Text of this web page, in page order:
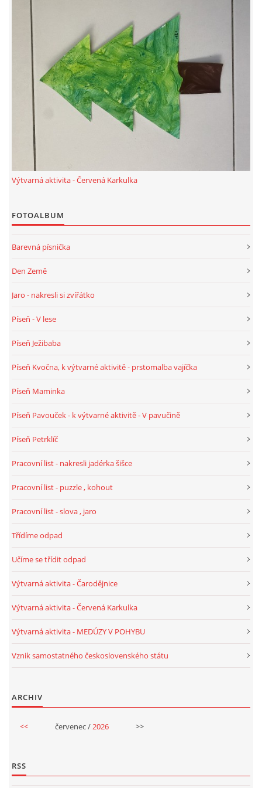
PÍSNĚ K TÉMATU PODZIM
BÁSNĚ K TÉMATU PODZIM
POHYBOVÉ AKTIVITY NA TÉMA PODZIM
PÍSNĚ K TÉMATU ZIMA
BÁSNĚ K TÉMATU ZIMA
TÝDENNÍ PLÁNY
MONTESSORI AKTIVITA
KALENDÁŘ PRO DĚTI
SVATÝ VÁCLAV
HALLOWEEN
SVATÝ MARTIN
SVATÁ BARBORA 4.12.
MASOPUST
Výtvarná aktivita - Červená Karkulka
FOTOALBUM
Barevná písnička
Den Země
Jaro - nakresli si zvířátko
Píseň - V lese
Píseň Ježibaba
Píseň Kvočna, k výtvarné aktivitě - prstomalba vajíčka
Píseň Maminka
Píseň Pavouček - k výtvarné aktivitě - V pavučině
Píseň Petrklíč
Pracovní list - nakresli jadérka šišce
Pracovní list - puzzle , kohout
Pracovní list - slova , jaro
Třídíme odpad
Učíme se třídit odpad
Výtvarná aktivita - Čarodějnice
Výtvarná aktivita - Červená Karkulka
Výtvarná aktivita - MEDÚZY V POHYBU
Vznik samostatného československého státu
ARCHIV
<< červenec /2026 >>
RSS